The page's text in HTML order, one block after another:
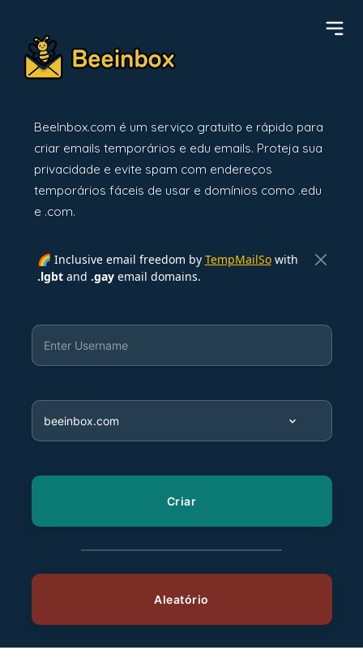
BeeInbox.com é um serviço gratuito e rápido para
criar emails temporários e edu emails. Proteja sua
privacidade e evite spam com endereços
temporários fáceis de usar e domínios como .edu
e .com.
🌈 Inclusive email freedom by TempMailSowith
.lgbtand .gayemail domains.